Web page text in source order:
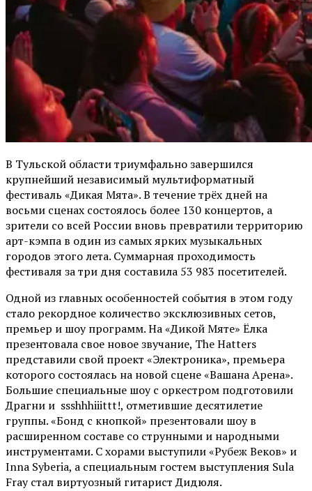
В Тульской области триумфально завершился
крупнейший независимый мультиформатный
фестиваль «Дикая Мята». В течение трёх дней на
восьми сценах состоялось более 130 концертов, а
зрители со всей России вновь превратили территорию
арт-кэмпа в один из самых ярких музыкальных
городов этого лета. Суммарная проходимость
фестиваля за три дня составила 53 983 посетителей.
Одной из главных особенностей события в этом году
стало рекордное количество эксклюзивных сетов,
премьер и шоу программ. На «Дикой Мяте» Ёлка
презентовала свое новое звучание, The Hatters
представили свой проект «Электроника», премьера
которого состоялась на новой сцене «Вашана Арена».
Большие специальные шоу с оркестром подготовили
Драгни и ssshhhiiittt!, отметившие десятилетие
группы. «Бонд с кнопкой» презентовали шоу в
расширенном составе со струнными и народными
инструментами. С хорами выступили «Рубеж Веков» и
Inna Syberia, а специальным гостем выступления Sula
Fray стал виртуозный гитарист Дидюля.